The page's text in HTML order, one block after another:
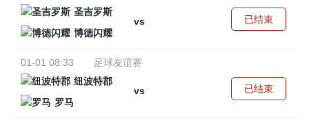
圣吉罗斯
vs
博德闪耀
已结束
01-01 08:33
足球友谊赛
纽波特郡
vs
罗马
已结束